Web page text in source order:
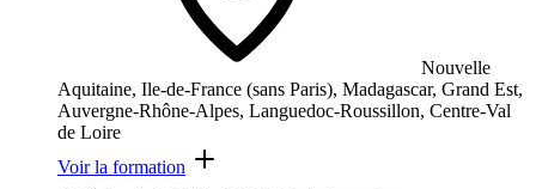
Nouvelle
Aquitaine, Ile-de-France (sans Paris), Madagascar, Grand Est,
Auvergne-Rhône-Alpes, Languedoc-Roussillon, Centre-Val
de Loire
Voir la formation